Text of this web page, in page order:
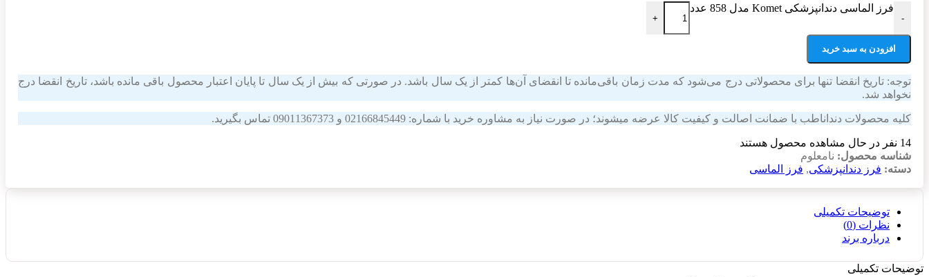
-
فرز الماسی دندانپزشکی Komet مدل 858 عدد
+
افزودن به سبد خرید
توجه: تاریخ انقضا تنها برای محصولاتی درج می‌شود که مدت زمان باقی‌مانده تا انقضای آن‌ها کمتر از یک سال باشد. در صورتی که بیش از یک سال تا پایان اعتبار محصول باقی مانده باشد، تاریخ انقضا درج
نخواهد شد.
کلیه محصولات دنداناطب با ضمانت اصالت و کیفیت کالا عرضه میشوند؛ در صورت نیاز به مشاوره خرید با شماره: 02166845449 و 09011367373 تماس بگیرید.
14 نفر در حال مشاهده محصول هستند
شناسه محصول: نامعلوم
دسته: فرز دندانپزشکی, فرز الماسی
توضیحات تکمیلی
نظرات (0)
درباره برند
توضیحات تکمیلی